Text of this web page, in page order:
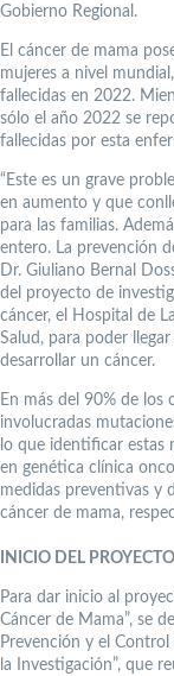
Gobierno Regional.
El cáncer de mama
mujeres a nivel
fallecidas en 2022.
sólo el año 2022 se
fallecidas por esta
“Este es un grave
en aumento y que
para las familias.
entero. La prevención
Dr. Giuliano Bernal
del proyecto de
cáncer, el Hospital de
Salud, para poder
desarrollar un cáncer.
En más del 90% de los
involucradas
lo que identificar estas
en genética clínica
medidas preventivas y
cáncer de mama,
INICIO DEL PROYECTO
Para dar inicio al
Cáncer de Mama”, se
Prevención y el
la Investigación”, que